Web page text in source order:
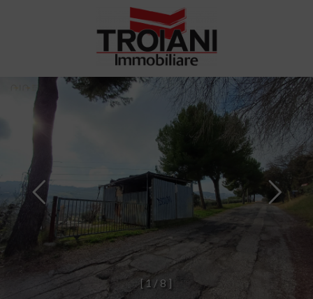
[1 / 8 ]